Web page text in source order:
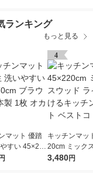
ランキング
もっと見る
マット 優踏
すい 45×270
ン 日本製 1
円
4
キッチンマッ
20cm ミック
ライト 拭ける
3,480円